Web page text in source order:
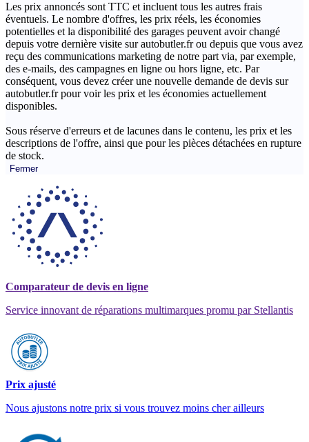
Les prix annoncés sont TTC et incluent tous les autres frais
éventuels. Le nombre d'offres, les prix réels, les économies
potentielles et la disponibilité des garages peuvent avoir changé
depuis votre dernière visite sur autobutler.fr ou depuis que vous avez
reçu des communications marketing de notre part via, par exemple,
des e-mails, des campagnes en ligne ou hors ligne, etc. Par
conséquent, vous devez créer une nouvelle demande de devis sur
autobutler.fr pour voir les prix et les économies actuellement
disponibles.
Sous réserve d'erreurs et de lacunes dans le contenu, les prix et les
descriptions de l'offre, ainsi que pour les pièces détachées en rupture
de stock.
Fermer
Comparateur de devis en ligne
Service innovant de réparations multimarques promu par Stellantis
Prix ajusté
Nous ajustons notre prix si vous trouvez moins cher ailleurs